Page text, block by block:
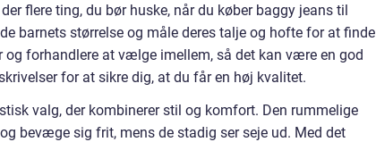
flere ting, du bør huske, når du køber baggy jeans til
barnets størrelse og måle deres talje og hofte for at finde
forhandlere at vælge imellem, så det kan være en god
for at sikre dig, at du får en høj kvalitet.
valg, der kombinerer stil og komfort. Den rummelige
bevæge sig frit, mens de stadig ser seje ud. Med det